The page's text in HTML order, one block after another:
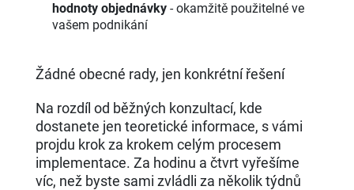
hodnoty objednávky - okamžitě použitelné ve
vašem podnikání
Žádné obecné rady, jen konkrétní řešení
Na rozdíl od běžných konzultací, kde
dostanete jen teoretické informace, s vámi
projdu krok za krokem celým procesem
implementace. Za hodinu a čtvrt vyřešíme
víc, než byste sami zvládli za několik týdnů